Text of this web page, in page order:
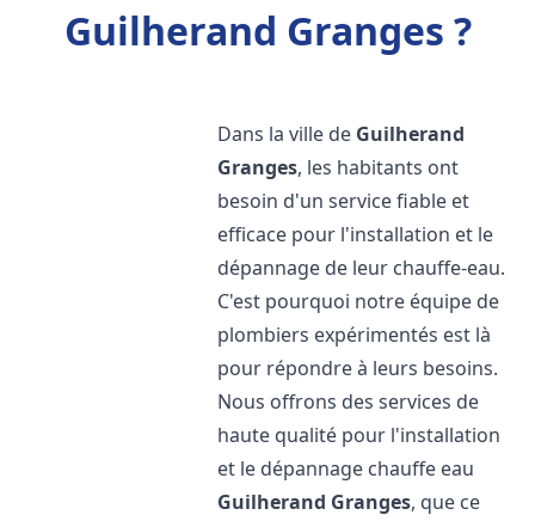
Guilherand Granges ?
Dans la ville de Guilherand
Granges, les habitants ont
besoin d'un service fiable et
efficace pour l'installation et le
dépannage de leur chauffe-eau.
C'est pourquoi notre équipe de
plombiers expérimentés est là
pour répondre à leurs besoins.
Nous offrons des services de
haute qualité pour l'installation
et le dépannage chauffe eau
Guilherand Granges, que ce